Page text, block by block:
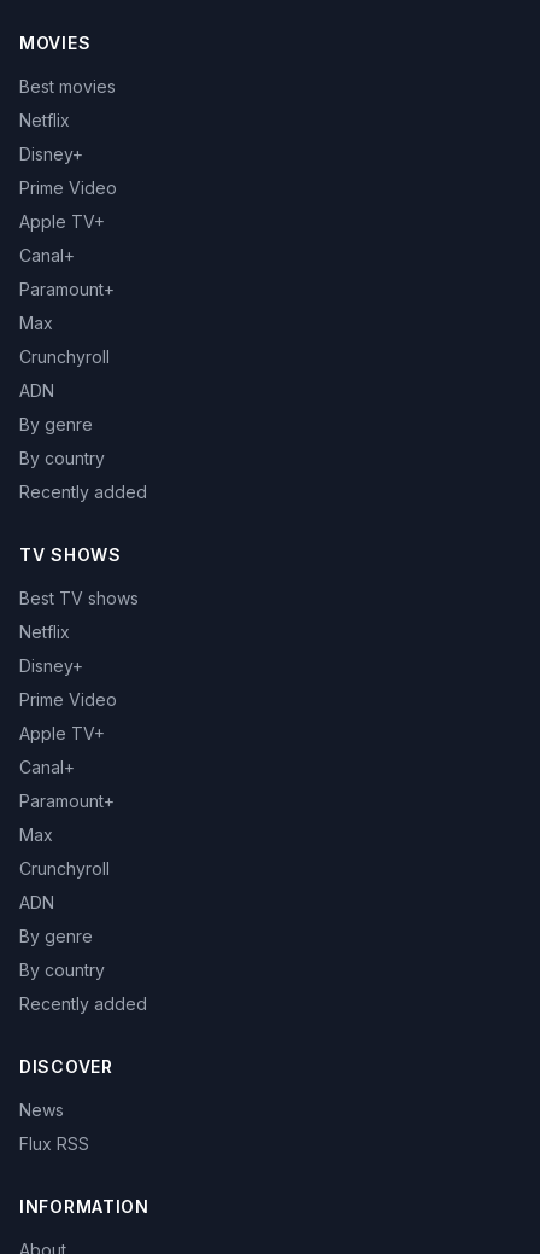
MOVIES
Best movies
Netflix
Disney+
Prime Video
Apple TV+
Canal+
Paramount+
Max
Crunchyroll
ADN
By genre
By country
Recently added
TV SHOWS
Best TV shows
Netflix
Disney+
Prime Video
Apple TV+
Canal+
Paramount+
Max
Crunchyroll
ADN
By genre
By country
Recently added
DISCOVER
News
Flux RSS
INFORMATION